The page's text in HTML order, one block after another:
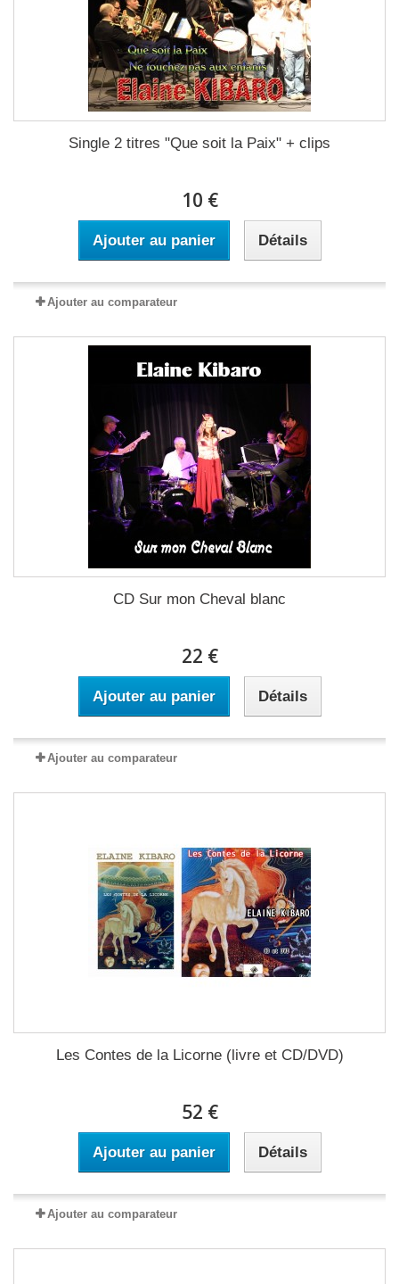
Single 2 titres "Que soit la Paix" + clips
10 €
Ajouter au panier Détails
Ajouter au comparateur
CD Sur mon Cheval blanc
22 €
Ajouter au panier Détails
Ajouter au comparateur
Les Contes de la Licorne (livre et CD/DVD)
52 €
Ajouter au panier Détails
Ajouter au comparateur